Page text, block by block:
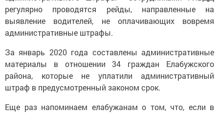
регулярно проводятся рейды, направленные на
выявление водителей, не оплачивающих вовремя
административные штрафы.
За январь 2020 года составлены административные
материалы в отношении 34 граждан Елабужского
района, которые не уплатили административный
штраф в предусмотренный законом срок.
Еще раз напоминаем елабужанам о том, что, если в